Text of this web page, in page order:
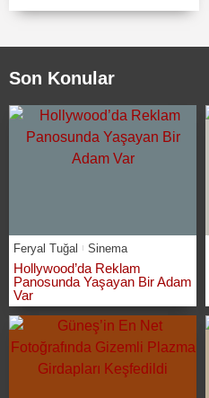
Son Konular
Feryal Tuğal Sinema
Hollywood’da Reklam
Panosunda Yaşayan Bir Adam
Var